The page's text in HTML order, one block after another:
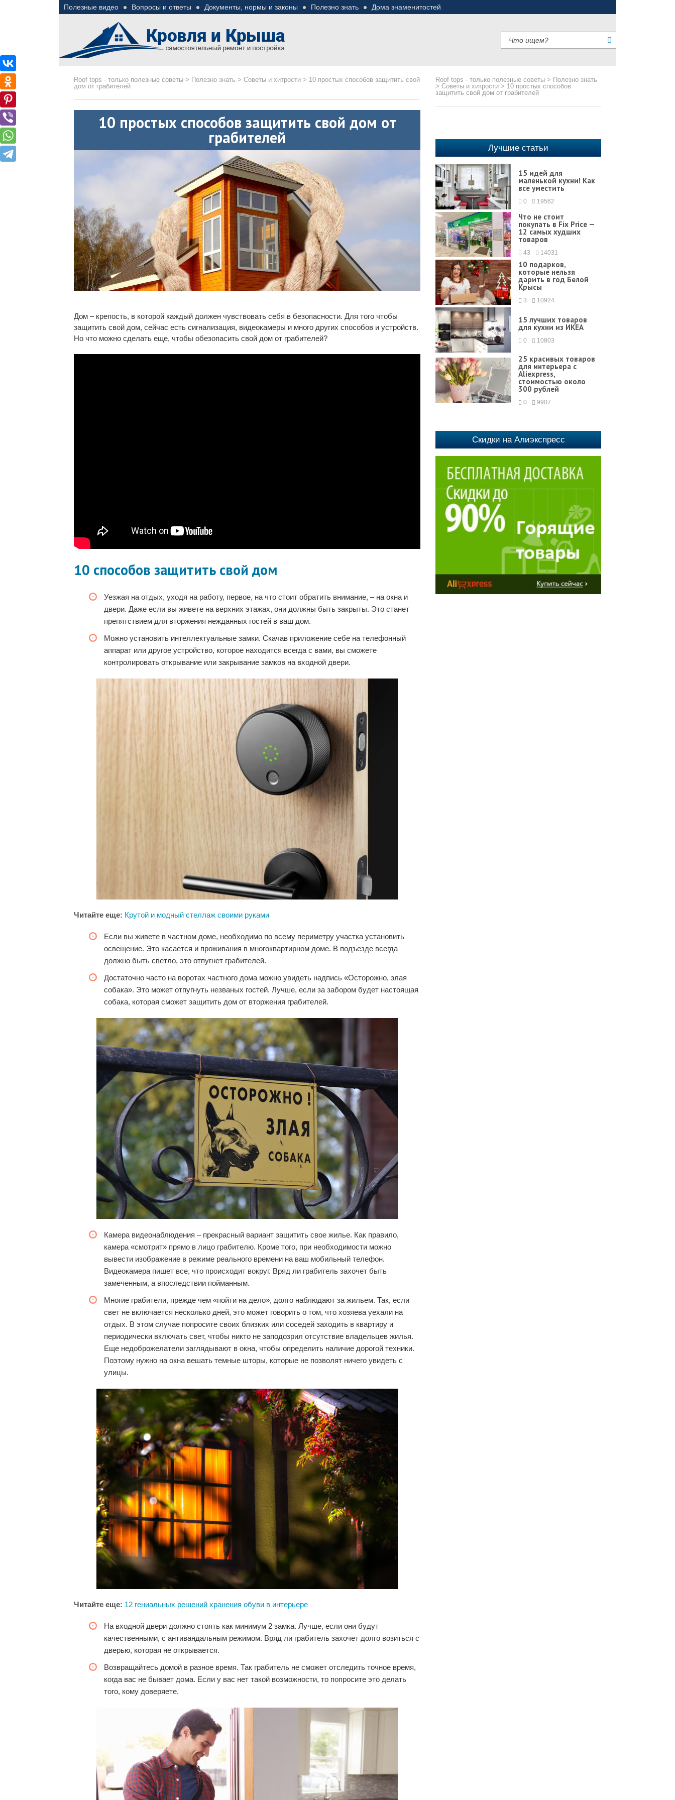
Полезные видео Вопросы и ответы Документы, нормы и законы Полезно знать Дома знаменитостей
Roof tops - только полезные советы > Полезно знать > Советы и хитрости > 10 простых способов защитить свой
дом от грабителей
10 простых способов защитить свой дом от
грабителей
Дом – крепость, в которой каждый должен чувствовать себя в безопасности. Для того чтобы
защитить свой дом, сейчас есть сигнализация, видеокамеры и много других способов и устройств.
Но что можно сделать еще, чтобы обезопасить свой дом от грабителей?
10 способов защитить свой дом
Уезжая на отдых, уходя на работу, первое, на что стоит обратить внимание, – на окна и
двери. Даже если вы живете на верхних этажах, они должны быть закрыты. Это станет
препятствием для вторжения нежданных гостей в ваш дом.
Можно установить интеллектуальные замки. Скачав приложение себе на телефонный
аппарат или другое устройство, которое находится всегда с вами, вы сможете
контролировать открывание или закрывание замков на входной двери.
Читайте еще: Крутой и модный стеллаж своими руками
Если вы живете в частном доме, необходимо по всему периметру участка установить
освещение. Это касается и проживания в многоквартирном доме. В подъезде всегда
должно быть светло, это отпугнет грабителей.
Достаточно часто на воротах частного дома можно увидеть надпись «Осторожно, злая
собака». Это может отпугнуть незваных гостей. Лучше, если за забором будет настоящая
собака, которая сможет защитить дом от вторжения грабителей.
Камера видеонаблюдения – прекрасный вариант защитить свое жилье. Как правило,
камера «смотрит» прямо в лицо грабителю. Кроме того, при необходимости можно
вывести изображение в режиме реального времени на ваш мобильный телефон.
Видеокамера пишет все, что происходит вокруг. Вряд ли грабитель захочет быть
замеченным, а впоследствии пойманным.
Многие грабители, прежде чем «пойти на дело», долго наблюдают за жильем. Так, если
свет не включается несколько дней, это может говорить о том, что хозяева уехали на
отдых. В этом случае попросите своих близких или соседей заходить в квартиру и
периодически включать свет, чтобы никто не заподозрил отсутствие владельцев жилья.
Еще недоброжелатели заглядывают в окна, чтобы определить наличие дорогой техники.
Поэтому нужно на окна вешать темные шторы, которые не позволят ничего увидеть с
улицы.
Читайте еще: 12 гениальных решений хранения обуви в интерьере
На входной двери должно стоять как минимум 2 замка. Лучше, если они будут
качественными, с антивандальным режимом. Вряд ли грабитель захочет долго возиться с
дверью, которая не открывается.
Возвращайтесь домой в разное время. Так грабитель не сможет отследить точное время,
когда вас не бывает дома. Если у вас нет такой возможности, то попросите это делать
того, кому доверяете.
Roof tops - только полезные советы > Полезно знать
> Советы и хитрости > 10 простых способов
защитить свой дом от грабителей
Лучшие статьи
15 идей для
маленькой кухни! Как
все уместить
0 19562
Что не стоит
покупать в Fix Price —
12 самых худших
товаров
43 14031
10 подарков,
которые нельзя
дарить в год Белой
Крысы
3 10924
15 лучших товаров
для кухни из ИКЕА
0 10803
25 красивых товаров
для интерьера с
Aliexpress,
стоимостью около
300 рублей
0 9907
Скидки на Алиэкспресс